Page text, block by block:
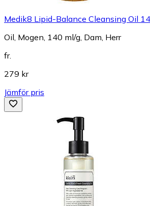
Medik8 Lipid-Balance Cleansing Oil
Oil, Mogen, 140 ml/g, Dam, Herr
fr.
279 kr
Jämför pris